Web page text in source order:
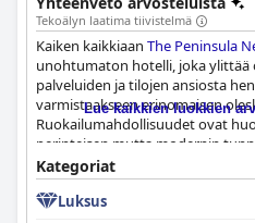
Tekoälyn laatima tiivistelmä
Kaiken kaikkiaan The Peninsula
unohtumaton hotelli, joka ylittää
palveluiden ja tilojen ansiosta
varmistaakseen erinomaisen
Ruokailumahdollisuudet ovat
perinteisen mutta modernin
täydellinen niille, jotka haluavat
kävelymatkan päässä Central
ovat mukavia ja hiljaisia, ja niissä
Lue kaikkien luokkien
Kategoriat
Luksus